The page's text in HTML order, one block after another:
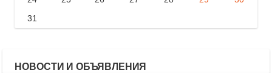
31
НОВОСТИ И ОБЪЯВЛЕНИЯ